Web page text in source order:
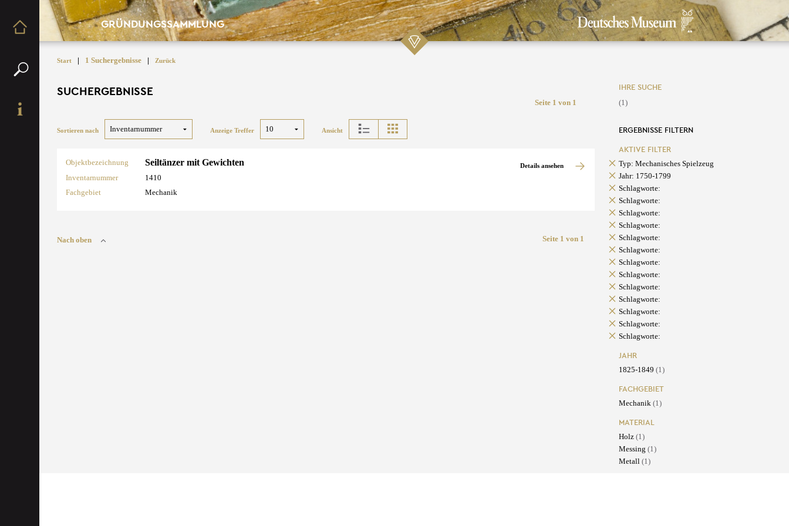
GRÜNDUNGSSAMMLUNG
Start | 1 Suchergebnisse | Zurück
SUCHERGEBNISSE
Seite 1 von 1
Sortieren nach Anzeige Treffer Ansicht
Objektbezeichnung Seiltänzer mit Gewichten
Inventarnummer
1410
Fachgebiet
Mechanik
Details ansehen
Nach oben Seite 1 von 1
IHRE SUCHE
(1)
ERGEBNISSE FILTERN
AKTIVE FILTER
Typ: Mechanisches Spielzeug
Jahr: 1750-1799
Schlagworte:
Schlagworte:
Schlagworte:
Schlagworte:
Schlagworte:
Schlagworte:
Schlagworte:
Schlagworte:
Schlagworte:
Schlagworte:
Schlagworte:
Schlagworte:
Schlagworte:
JAHR
1825-1849 (1)
FACHGEBIET
Mechanik (1)
MATERIAL
Holz (1)
Messing (1)
Metall (1)